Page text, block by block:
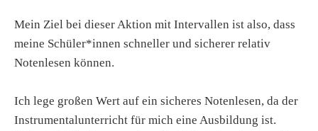
Mein Ziel bei dieser Aktion mit Intervallen ist also, dass
meine Schüler*innen schneller und sicherer relativ
Notenlesen können.
Ich lege großen Wert auf ein sicheres Notenlesen, da der
Instrumentalunterricht für mich eine Ausbildung ist.